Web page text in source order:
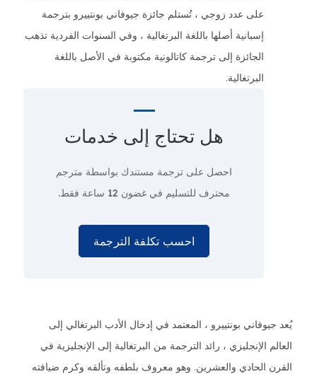
على عدد زوجي ، تُستلم جائزة جيوفاني بونتييرو بترجمة
إسبانية أصلها باللغة البرتغالية ، وفي السنوات الفردية تذهب
الجائزة إلى ترجمة كاتالونية مكتوبة في الأصل باللغة
البرتغالية.
هل تحتاج إلى خدمات
احصل على ترجمة مستندك بواسطة مترجم
محترف للتسليم في غضون 12 ساعة فقط.
احسب تكلفة الترجمة
يُعد جيوفاني بونتييرو ، المعتمد في إدخال الأدب البرتغالي إلى
العالم الإنجليزي ، رائد الترجمة من البرتغالية إلى الإنجليزية في
القرن الحادي والعشرين. وهو معروف بلطفه وتألقه وكرم ضيافته